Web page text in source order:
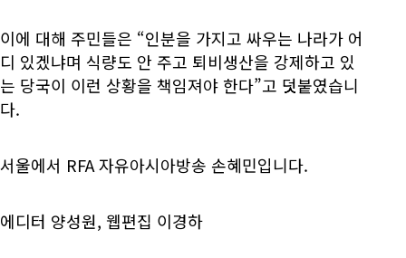
이에 대해 주민들은 “인분을 가지고 싸우는 나라가 어
디 있겠냐며 식량도 안 주고 퇴비생산을 강제하고 있
는 당국이 이런 상황을 책임져야 한다”고 덧붙였습니
다.
서울에서 RFA 자유아시아방송 손혜민입니다.
에디터 양성원, 웹편집 이경하